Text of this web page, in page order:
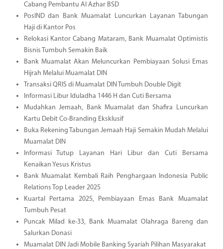
Cabang Pembantu Al Azhar BSD
PosIND dan Bank Muamalat Luncurkan Layanan Tabungan
Haji di Kantor Pos
Relokasi Kantor Cabang Mataram, Bank Muamalat Optimistis
Bisnis Tumbuh Semakin Baik
Bank Muamalat Akan Meluncurkan Pembiayaan Solusi Emas
Hijrah Melalui Muamalat DIN
Transaksi QRIS di Muamalat DIN Tumbuh Double Digit
Informasi Libur Iduladha 1446 H dan Cuti Bersama
Mudahkan Jemaah, Bank Muamalat dan Shafira Luncurkan
Kartu Debit Co-Branding Eksklusif
Buka Rekening Tabungan Jemaah Haji Semakin Mudah Melalui
Muamalat DIN
Informasi Tutup Layanan Hari Libur dan Cuti Bersama
Kenaikan Yesus Kristus
Bank Muamalat Kembali Raih Penghargaan Indonesia Public
Relations Top Leader 2025
Kuartal Pertama 2025, Pembiayaan Emas Bank Muamalat
Tumbuh Pesat
Puncak Milad ke-33, Bank Muamalat Olahraga Bareng dan
Salurkan Donasi
Muamalat DIN Jadi Mobile Banking Syariah Pilihan Masyarakat